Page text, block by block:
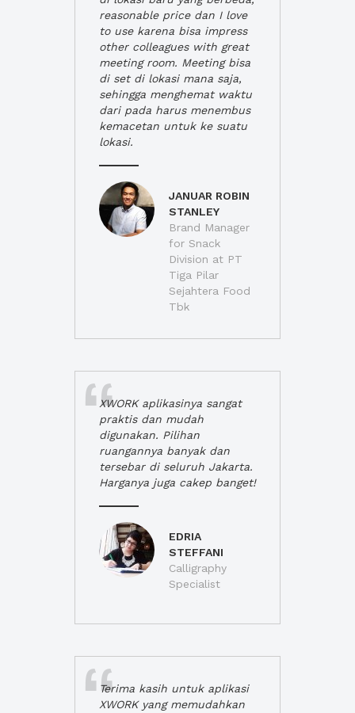
reasonable price dan I love
to use karena bisa impress
other colleagues with great
meeting room. Meeting bisa
di set di lokasi mana saja,
sehingga menghemat waktu
dari pada harus menembus
kemacetan untuk ke suatu
lokasi.
JANUAR ROBIN
STANLEY
Brand Manager
for Snack
Division at PT
Tiga Pilar
Sejahtera Food
Tbk
XWORK aplikasinya sangat
praktis dan mudah
digunakan. Pilihan
ruangannya banyak dan
tersebar di seluruh Jakarta.
Harganya juga cakep banget!
EDRIA
STEFFANI
Calligraphy
Specialist
Terima kasih untuk aplikasi
XWORK yang memudahkan